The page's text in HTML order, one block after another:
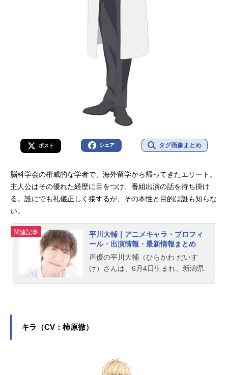
ポスト シェア タグ画像まとめ
脳科学会の権威的な学者で、海外留学から帰ってきたエリート。
主人公はその優れた経歴に目をつけ、番組出演の話を持ち掛け
る。誰にでも礼儀正しく接するが、その本性と目的は誰も知らな
い。
関連記事
平川大輔｜アニメキャラ・プロフィ
ール・出演情報・最新情報まとめ
声優の平川大輔（ひらかわ だいす
け）さんは、6月4日生まれ、新潟県
キラ（CV：柿原徹）